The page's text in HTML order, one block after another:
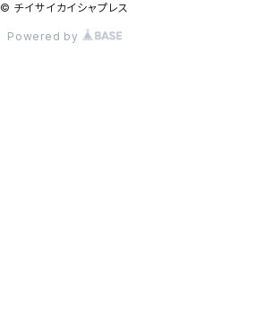
© チイサイカイシャプレス
Powered by